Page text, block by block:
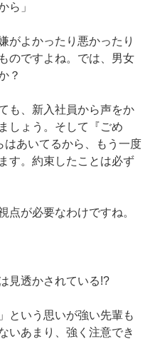
ら」
がよかったり悪かったり
のですよね。では、男女
？
も、新入社員から声をか
しょう。そして『ごめ
はあいてるから、もう一度
す。約束したことは必ず
点が必要なわけですね。
見透かされている!?
という思いが強い先輩も
いあまり、強く注意でき